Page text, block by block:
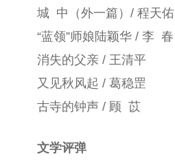
城 中（外一篇）/ 程天佑
“蓝领”师娘陆颖华 / 李 春
消失的父亲 / 王清平
又见秋风起 / 葛稳罡
古寺的钟声 / 顾 苡
文学评弹